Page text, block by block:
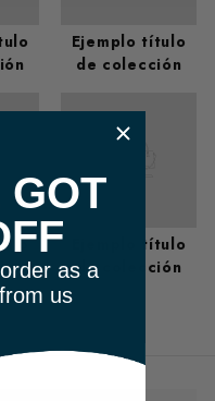
Ejemplo título
de colección
Ejemplo título
de colección
GOT
as a
us